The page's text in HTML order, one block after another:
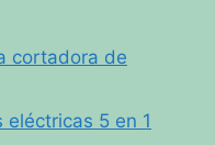
cortadora de
5 en 1